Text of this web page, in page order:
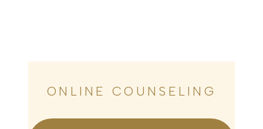
ONLINE COUNSELING